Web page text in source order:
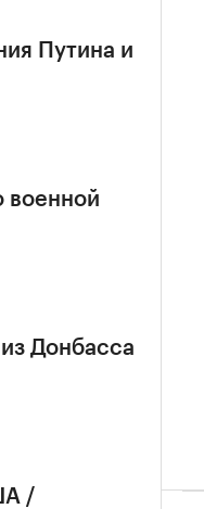
Путина и
военной
Донбасса
/